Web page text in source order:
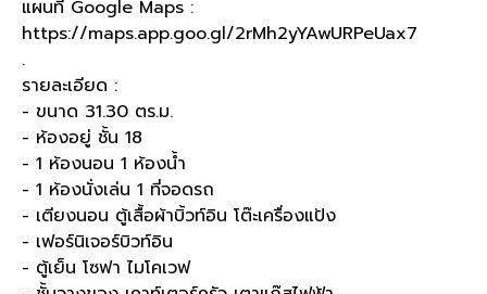
แผนที่ Google Maps :
https://maps.app.goo.gl/2rMh2yYAwURPeUax7
.
รายละเอียด :
- ขนาด 31.30 ตร.ม.
- ห้องอยู่ ชั้น 18
- 1 ห้องนอน 1 ห้องน้ำ
- 1 ห้องนั่งเล่น 1 ที่จอดรถ
- เตียงนอน ตู้เสื้อผ้าบิ้วท์อิน โต๊ะเครื่องแป้ง
- เฟอร์นิเจอร์บิวท์อิน
- ตู้เย็น โซฟา ไมโคเวฟ